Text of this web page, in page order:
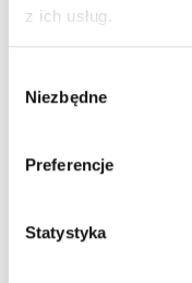
z ich usług.
zgody
Niezbędne
Preferencje
Statystyka
Contents: *